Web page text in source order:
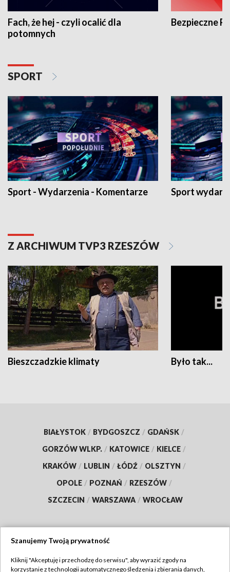
Fach, że hej - czyli ocalić dla
potomnych
Bezpieczne
SPORT
Sport - Wydarzenia - Komentarze Sport
Z ARCHIWUM TVP3 RZESZÓW
Bieszczadzkie klimaty Było tak...
BIAŁYSTOK / BYDGOSZCZ / GDAŃSK /
GORZÓW WLKP. / KATOWICE / KIELCE /
KRAKÓW / LUBLIN / ŁÓDŹ / OLSZTYN /
OPOLE / POZNAŃ / RZESZÓW /
SZCZECIN / WARSZAWA / WROCŁAW
Szanujemy Twoją prywatność
Kliknij "Akceptuję i przechodzę do serwisu", aby wyrazić zgody na
korzystanie z technologii automatycznego śledzenia i zbierania danych,